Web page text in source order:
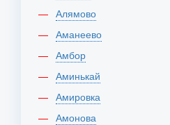
Алямово
Аманеево
Амбор
Аминькай
Амировка
Амонова